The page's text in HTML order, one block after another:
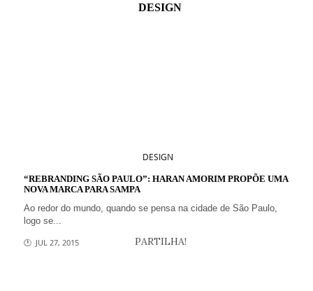
DESIGN
DESIGN
“REBRANDING SÃO PAULO”: HARAN AMORIM PROPÕE UMA
NOVA MARCA PARA SAMPA
Ao redor do mundo, quando se pensa na cidade de São Paulo,
logo se...
🕐 JUL 27, 2015 PARTILHA!